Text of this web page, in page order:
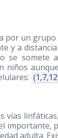
por un grupo
y a
se somete
niños
vías
importante,
adulta.